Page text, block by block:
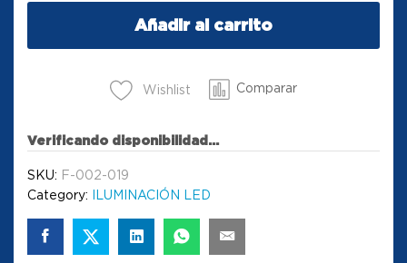
Añadir al carrito
Wishlist Comparar
Verificando disponibilidad...
SKU: F-002-019
Category:
ILUMINACIÓN LED